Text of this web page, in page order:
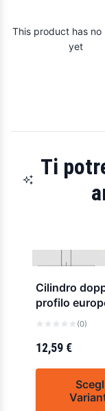
This product has no
yet
Ti
Cilindro
profilo
line cisa(0)
12,59 €